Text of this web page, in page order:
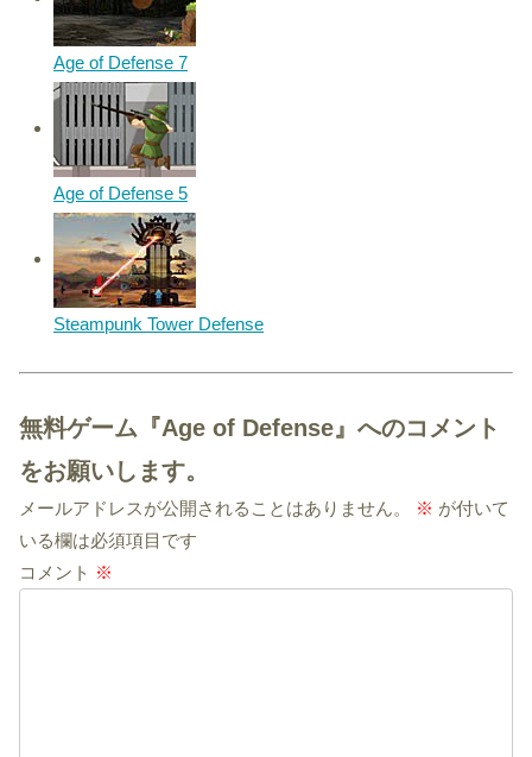
Age of Defense 7
Age of Defense 5
Steampunk Tower Defense
無料ゲーム『Age of Defense』へのコメント
をお願いします。
メールアドレスが公開されることはありません。 ※ が付いて
いる欄は必須項目です
コメント ※